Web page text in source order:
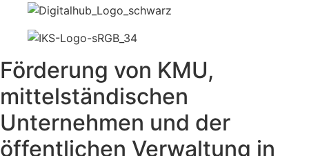
Förderung von KMU,
mittelständischen
Unternehmen und der
öffentlichen Verwaltung in